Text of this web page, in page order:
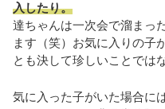
入したり。
達ちゃんは一次会で溜まっ
ます（笑）お気に入りの子
とも決して珍しいことでは
気に入った子がいた場合に